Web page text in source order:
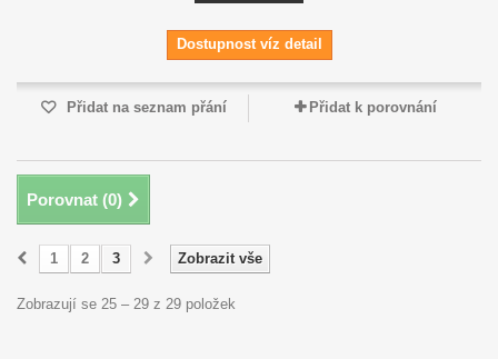
Dostupnost víz detail
Přidat na seznam přání Přidat k porovnání
Porovnat (0)
Zobrazit vše
1 2 3
Zobrazují se 25 – 29 z 29 položek